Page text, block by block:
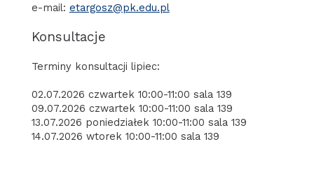
e-mail: etargosz@pk.edu.pl
Konsultacje
Terminy konsultacji lipiec:
02.07.2026 czwartek 10:00-11:00 sala 139
09.07.2026 czwartek 10:00-11:00 sala 139
13.07.2026 poniedziałek 10:00-11:00 sala 139
14.07.2026 wtorek 10:00-11:00 sala 139